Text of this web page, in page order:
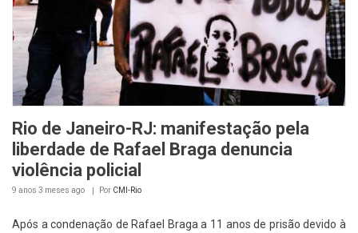
Rio de Janeiro-RJ: manifestação pela
liberdade de Rafael Braga denuncia
violência policial
9 anos 3 meses ago Por CMI-Rio
Após a condenação de Rafael Braga a 11 anos de prisão devido à